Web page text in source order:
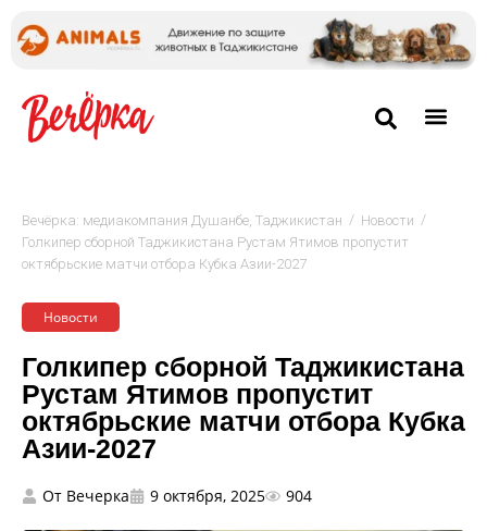
Вечёрка: медиакомпания Душанбе, Таджикистан / Новости /
Голкипер сборной Таджикистана Рустам Ятимов пропустит
октябрьские матчи отбора Кубка Азии-2027
Новости
Голкипер сборной Таджикистана
Рустам Ятимов пропустит
октябрьские матчи отбора Кубка
Азии-2027
От Вечерка 9 октября, 2025 904